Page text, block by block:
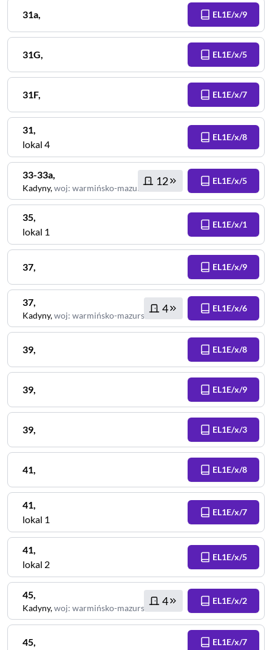
31a, EL1E/x/9
31G, EL1E/x/5
31F, EL1E/x/7
31,
lokal 4
EL1E/x/8
33-33a,
Kadyny,woj: warmińsko-mazurskie
12 EL1E/x/5
35,
lokal 1
EL1E/x/1
37, EL1E/x/9
37,
Kadyny,woj: warmińsko-mazurskie
4 EL1E/x/6
39, EL1E/x/8
39, EL1E/x/9
39, EL1E/x/3
41, EL1E/x/8
41,
lokal 1
EL1E/x/7
41,
lokal 2
EL1E/x/5
45,
Kadyny,woj: warmińsko-mazurskie
4 EL1E/x/2
45, EL1E/x/7